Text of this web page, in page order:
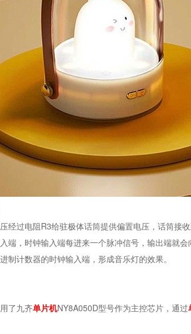
过电阻R3给驻极体话筒提供偏置电压，话筒接
端，时钟输入端每进来一个脉冲信号，输出端就
制计数器的时钟输入端，形成音乐灯的效果。
了九齐单片机NY8A050D型号作为主控芯片，通过